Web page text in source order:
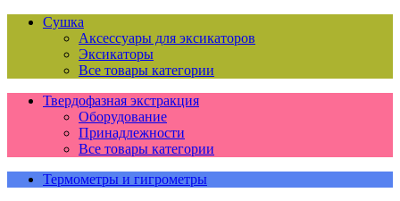
Сушка
Аксессуары для эксикаторов
Эксикаторы
Все товары категории
Твердофазная экстракция
Оборудование
Принадлежности
Все товары категории
Термометры и гигрометры